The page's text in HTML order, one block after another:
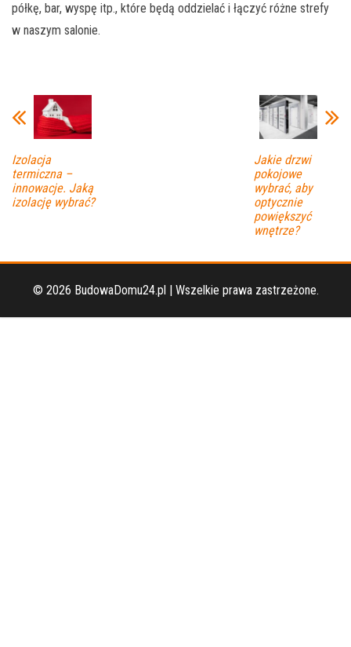
półkę, bar, wyspę itp., które będą oddzielać i łączyć różne strefy
w naszym salonie.
Izolacja
termiczna –
innowacje. Jaką
izolację wybrać?
Jakie drzwi
pokojowe
wybrać, aby
optycznie
powiększyć
wnętrze?
© 2026 BudowaDomu24.pl | Wszelkie prawa zastrzeżone.